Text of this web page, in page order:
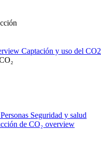
Captación y uso del CO2
Personas Seguridad y salud
de CO₂ overview